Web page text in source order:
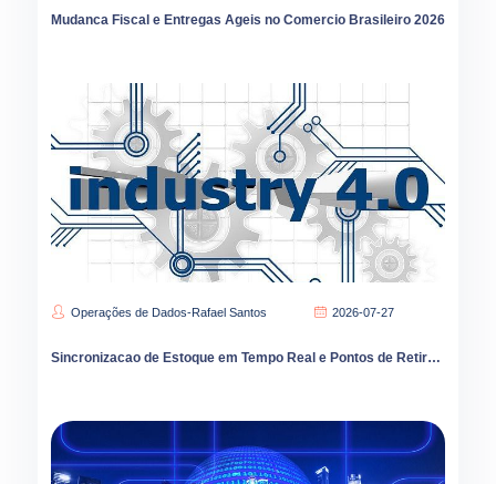
Mudanca Fiscal e Entregas Ageis no Comercio Brasileiro 2026
Operações de Dados-Rafael Santos 2026-07-27
Sincronizacao de Estoque em Tempo Real e Pontos de Retirada